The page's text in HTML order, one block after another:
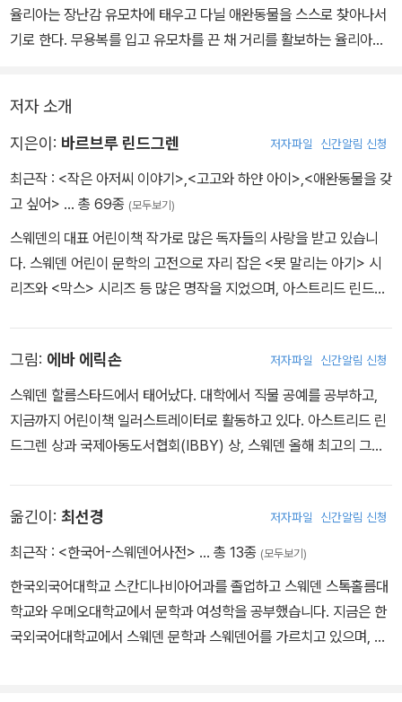
율리아는 장난감 유모차에 태우고 다닐 애완동물을 스스로 찾아나서
기로 한다. 무용복를 입고 유모차를 끈 채 거리를 활보하는 율리아의
길에서 만난 까마귀를 잡을 수 있을까? 주인을 잃어버린 것 같은 강
아지는 장난감 유모차에 딱 맞는 크기인데 가질 수 있을까? 달리기만
한 마리를 태우고 돌아온다. 세월이 흘러 여덟 살이 된 율리아는 비로
소 진짜 고양이를 기를 수 있게 된다.
저자 소개
지은이: 바르브루 린드그렌 저자파일 신간알림 신청
최근작 : <작은 아저씨 이야기>,<고고와 하얀 아이>,<애완동물을 갖
고 싶어> … 총 69종 (모두보기)
스웨덴의 대표 어린이책 작가로 많은 독자들의 사랑을 받고 있습니
다. 스웨덴 어린이 문학의 고전으로 자리 잡은 <못 말리는 아기> 시
리즈와 <막스> 시리즈 등 많은 명작을 지었으며, 아스트리드 린드그
그림: 에바 에릭손 저자파일 신간알림 신청
스웨덴 할름스타드에서 태어났다. 대학에서 직물 공예를 공부하고,
지금까지 어린이책 일러스트레이터로 활동하고 있다. 아스트리드 린
드그렌 상과 국제아동도서협회(IBBY) 상, 스웨덴 올해 최고의 그림
장례식》, 《유령이 된 할아버지》 등이 있다.
옮긴이: 최선경 저자파일 신간알림 신청
최근작 : <한국어-스웨덴어사전> … 총 13종 (모두보기)
한국외국어대학교 스칸디나비아어과를 졸업하고 스웨덴 스톡홀름대
학교와 우메오대학교에서 문학과 여성학을 공부했습니다. 지금은 한
국외국어대학교에서 스웨덴 문학과 스웨덴어를 가르치고 있으며, 한